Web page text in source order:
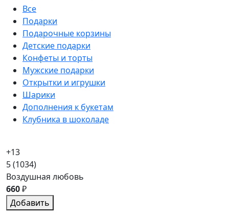
Все
Подарки
Подарочные корзины
Детские подарки
Конфеты и торты
Мужские подарки
Открытки и игрушки
Шарики
Дополнения к букетам
Клубника в шоколаде
+13
5(1034)
Воздушная любовь
660₽
Добавить